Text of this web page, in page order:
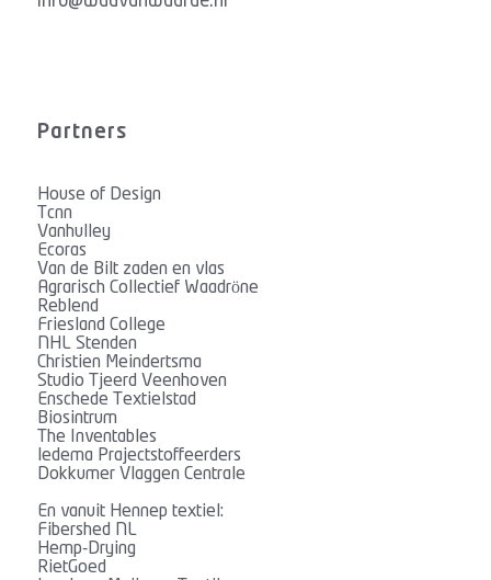
Partners
House of Design
Tcnn
Vanhulley
Ecoras
Van de Bilt zaden en vlas
Agrarisch Collectief Waadröne
Reblend
Friesland College
NHL Stenden
Christien Meindertsma
Studio Tjeerd Veenhoven
Enschede Textielstad
Biosintrum
The Inventables
ledema Prajectstoffeerders
Dokkumer Vlaggen Centrale
En vanuit Hennep textiel:
Fibershed NL
Hemp-Drying
RietGoed